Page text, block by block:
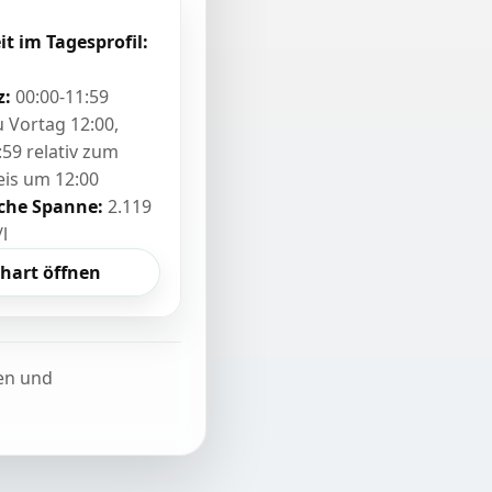
im Tagesprofil:
00:00-11:59
Vortag 12:00,
relativ zum
um 12:00
Spanne: 2.119
öffnen
und